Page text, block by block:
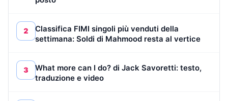
2
Classifica FIMI singoli più venduti della
settimana: Soldi di Mahmood resta al vertice
3
What more can I do? di Jack Savoretti: testo,
traduzione e video